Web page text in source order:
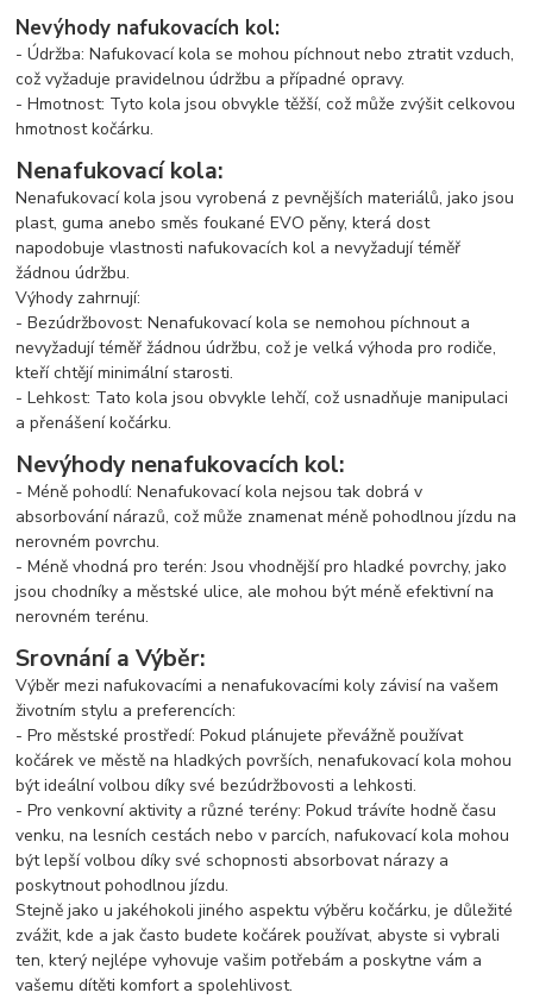
Nevýhody nafukovacích kol:
- Údržba: Nafukovací kola se mohou píchnout nebo ztratit vzduch,
což vyžaduje pravidelnou údržbu a případné opravy.
- Hmotnost: Tyto kola jsou obvykle těžší, což může zvýšit celkovou
hmotnost kočárku.
Nenafukovací kola:
Nenafukovací kola jsou vyrobená z pevnějších materiálů, jako jsou
plast, guma anebo směs foukané EVO pěny, která dost
napodobuje vlastnosti nafukovacích kol a nevyžadují téměř
žádnou údržbu.
Výhody zahrnují:
- Bezúdržbovost: Nenafukovací kola se nemohou píchnout a
nevyžadují téměř žádnou údržbu, což je velká výhoda pro rodiče,
kteří chtějí minimální starosti.
- Lehkost: Tato kola jsou obvykle lehčí, což usnadňuje manipulaci
a přenášení kočárku.
Nevýhody nenafukovacích kol:
- Méně pohodlí: Nenafukovací kola nejsou tak dobrá v
absorbování nárazů, což může znamenat méně pohodlnou jízdu na
nerovném povrchu.
- Méně vhodná pro terén: Jsou vhodnější pro hladké povrchy, jako
jsou chodníky a městské ulice, ale mohou být méně efektivní na
nerovném terénu.
Srovnání a Výběr:
Výběr mezi nafukovacími a nenafukovacími koly závisí na vašem
životním stylu a preferencích:
- Pro městské prostředí: Pokud plánujete převážně používat
kočárek ve městě na hladkých površích, nenafukovací kola mohou
být ideální volbou díky své bezúdržbovosti a lehkosti.
- Pro venkovní aktivity a různé terény: Pokud trávíte hodně času
venku, na lesních cestách nebo v parcích, nafukovací kola mohou
být lepší volbou díky své schopnosti absorbovat nárazy a
poskytnout pohodlnou jízdu.
Stejně jako u jakéhokoli jiného aspektu výběru kočárku, je důležité
zvážit, kde a jak často budete kočárek používat, abyste si vybrali
ten, který nejlépe vyhovuje vašim potřebám a poskytne vám a
vašemu dítěti komfort a spolehlivost.